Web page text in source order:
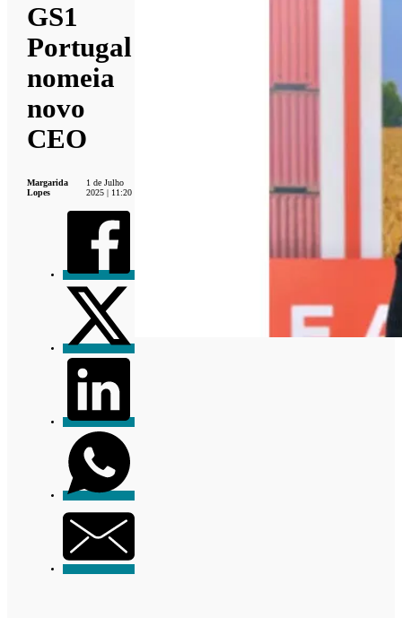
GS1
Portugal
nomeia
novo
CEO
Margarida
Lopes
1 de Julho
2025 | 11:20